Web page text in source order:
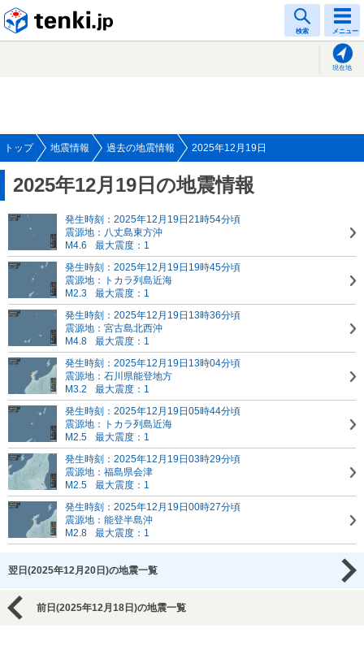
検索 メニュー
現在地
トップ 地震情報 過去の地震情報 2025年12月19日
2025年12月19日の地震情報
発生時刻：2025年12月19日21時54分頃
震源地：八丈島東方沖
M4.6
最大震度：1
発生時刻：2025年12月19日19時45分頃
震源地：トカラ列島近海
M2.3
最大震度：1
発生時刻：2025年12月19日13時36分頃
震源地：宮古島北西沖
M4.8
最大震度：1
発生時刻：2025年12月19日13時04分頃
震源地：石川県能登地方
M3.2
最大震度：1
発生時刻：2025年12月19日05時44分頃
震源地：トカラ列島近海
M2.5
最大震度：1
発生時刻：2025年12月19日03時29分頃
震源地：福島県会津
M2.5
最大震度：1
発生時刻：2025年12月19日00時27分頃
震源地：能登半島沖
M2.8
最大震度：1
翌日(2025年12月20日)の地震一覧
前日(2025年12月18日)の地震一覧